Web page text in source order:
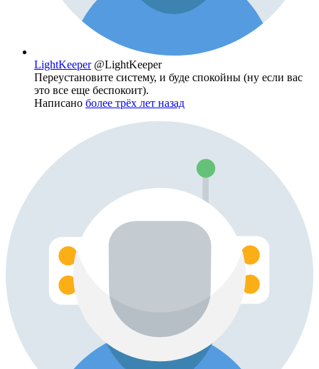
LightKeeper @LightKeeper
Переустановите систему, и буде спокойны (ну если вас
это все еще беспокоит).
Написано более трёх лет назад